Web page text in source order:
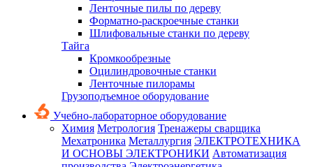
Ленточные пилы по дереву
Форматно-раскроечные станки
Шлифовальные станки по дереву
Тайга
Кромкообрезные
Оцилиндровочные станки
Ленточные пилорамы
Грузоподъемное оборудование
Учебно-лабораторное оборудование
Химия Метрология Тренажеры сварщика
Мехатроника Металлургия ЭЛЕКТРОТЕХНИКА
И ОСНОВЫ ЭЛЕКТРОНИКИ Автоматизация